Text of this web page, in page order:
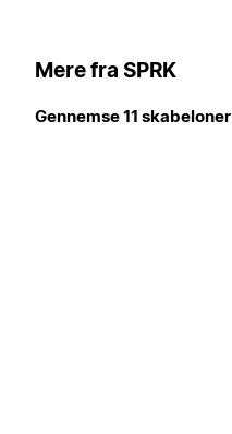
Mere fra SPRK
Gennemse 11 skabeloner